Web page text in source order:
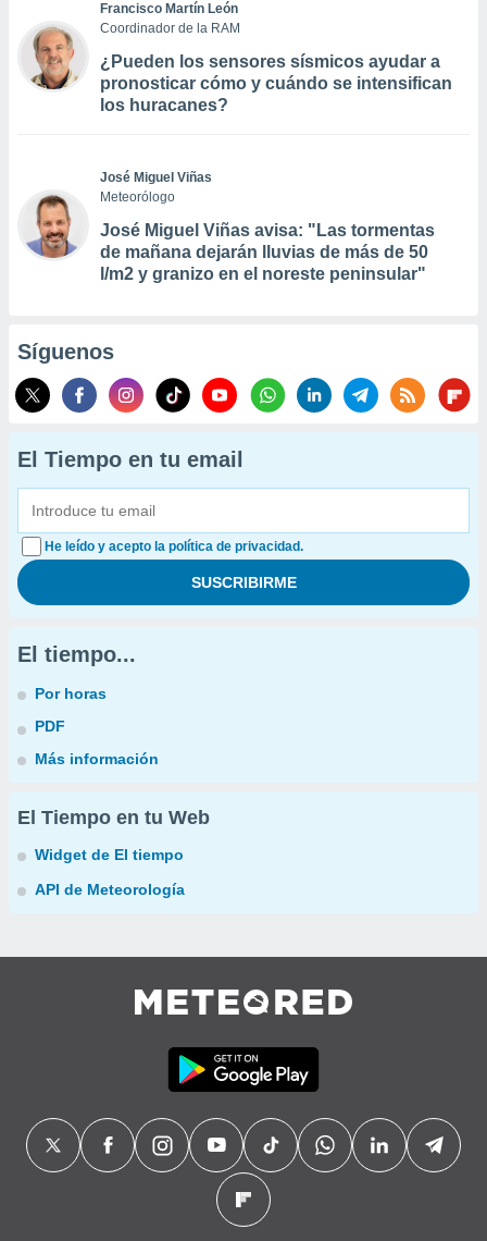
Francisco Martín León
Coordinador de la RAM
¿Pueden los sensores sísmicos ayudar a
pronosticar cómo y cuándo se intensifican
los huracanes?
José Miguel Viñas
Meteorólogo
José Miguel Viñas avisa: "Las tormentas
de mañana dejarán lluvias de más de 50
l/m2 y granizo en el noreste peninsular"
Síguenos
El Tiempo en tu email
He leído y acepto la política de privacidad.
El tiempo...
Por horas
PDF
Más información
El Tiempo en tu Web
Widget de El tiempo
API de Meteorología